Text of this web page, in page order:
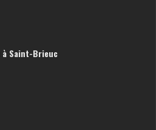
à Saint-Brieuc